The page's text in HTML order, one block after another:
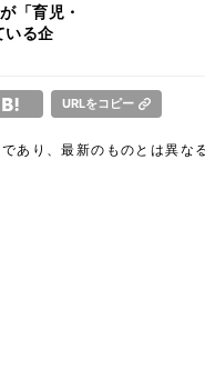
「育児・
いる企
URLをコピー
あり、最新のものとは異な